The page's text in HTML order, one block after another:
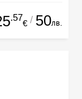
.57
€ / 50лв.